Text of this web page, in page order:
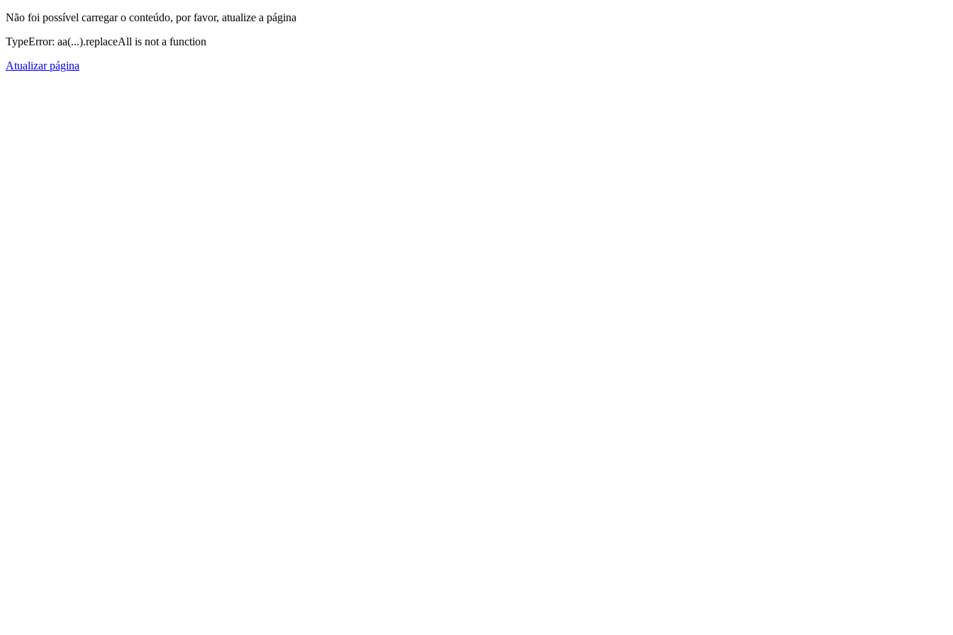
Não foi possível carregar o conteúdo, por favor, atualize a página
TypeError: aa(...).replaceAll is not a function
Atualizar página